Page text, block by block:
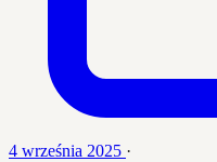
4 września 2025 ·